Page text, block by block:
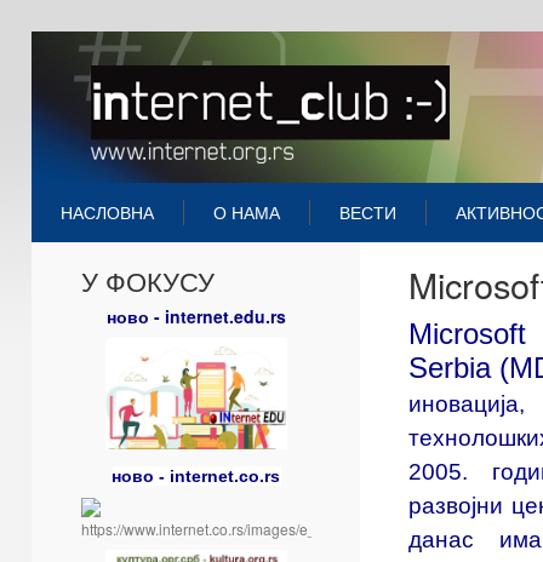
НАСЛОВНА О НАМА ВЕСТИ
У ФОКУСУ
ново - internet.edu.rs
ново - internet.co.rs
Serbia
2005.
развојни
данас